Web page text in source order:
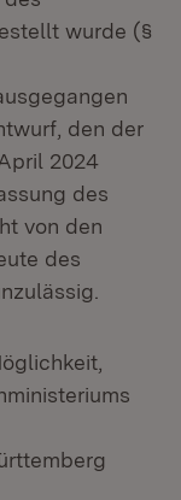
wurde (§
den der
2024
des
von den
des